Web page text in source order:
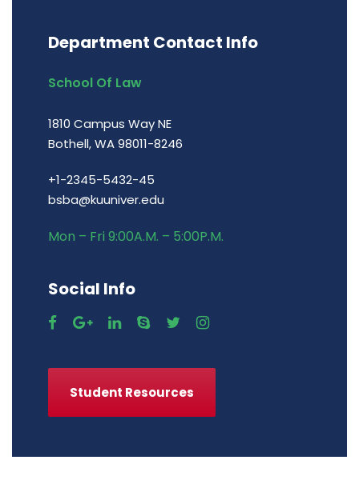
Department Contact Info
School Of Law
1810 Campus Way NE
Bothell, WA 98011-8246
+1-2345-5432-45
bsba@kuuniver.edu
Mon – Fri 9:00A.M. – 5:00P.M.
Social Info
Student Resources